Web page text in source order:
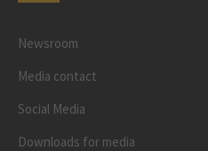
Newsroom
Media contact
Social Media
Downloads for media